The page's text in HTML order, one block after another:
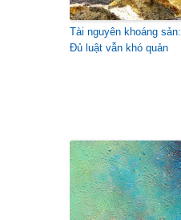
Tài nguyên khoáng sản:
Đủ luật vẫn khó quản